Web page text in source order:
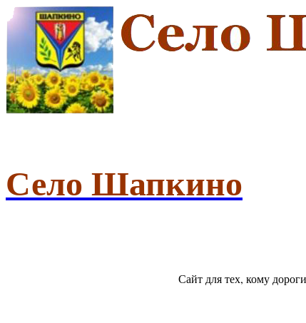
Село Шапкино
Сайт для тех, кому